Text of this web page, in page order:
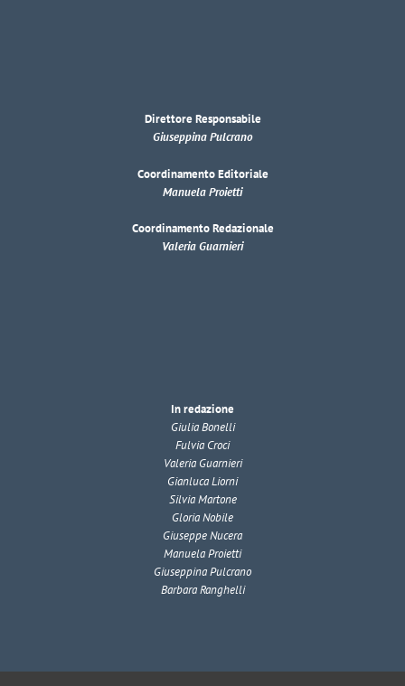
Direttore Responsabile
Giuseppina Pulcrano
Coordinamento Editoriale
Manuela Proietti
Coordinamento Redazionale
Valeria Guarnieri
In redazione
Giulia Bonelli
Fulvia Croci
Valeria Guarnieri
Gianluca Liorni
Silvia Martone
Gloria Nobile
Giuseppe Nucera
Manuela Proietti
Giuseppina Pulcrano
Barbara Ranghelli